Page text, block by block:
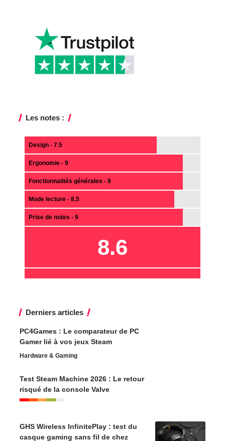
Les notes :
Design - 7.5
Ergonomie - 9
Fonctionnalités générales - 9
Mode lecture - 8.5
Prise de notes - 9
8.6
Derniers articles
PC4Games : Le comparateur de PC
Gamer lié à vos jeux Steam
Hardware & Gaming
Test Steam Machine 2026 : Le retour
risqué de la console Valve
GHS Wireless InfinitePlay : test du
casque gaming sans fil de chez